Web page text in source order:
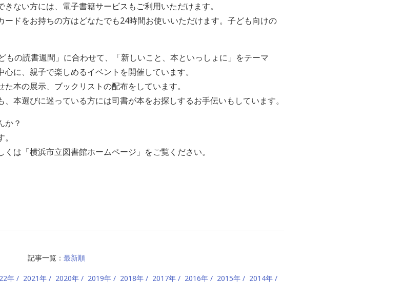
ない方には、電子書籍サービスもご利用いただけます。
ドをお持ちの方はどなたでも24時間お使いいただけます。子ども向けの
の読書週間」に合わせて、「新しいこと、本といっしょに」をテーマ
に、親子で楽しめるイベントを開催しています。
本の展示、ブックリストの配布をしています。
本選びに迷っている方には司書が本をお探しするお手伝いもしています。
か？
は「横浜市立図書館ホームページ」をご覧ください。
記事一覧： 最新順
年 2021年 2020年 2019年 2018年 2017年 2016年 2015年 2014年